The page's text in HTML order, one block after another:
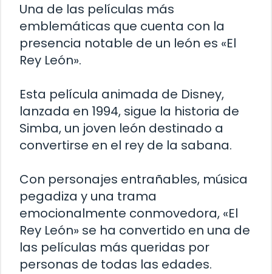
Una de las películas más
emblemáticas que cuenta con la
presencia notable de un león es «El
Rey León».
Esta película animada de Disney,
lanzada en 1994, sigue la historia de
Simba, un joven león destinado a
convertirse en el rey de la sabana.
Con personajes entrañables, música
pegadiza y una trama
emocionalmente conmovedora, «El
Rey León» se ha convertido en una de
las películas más queridas por
personas de todas las edades.